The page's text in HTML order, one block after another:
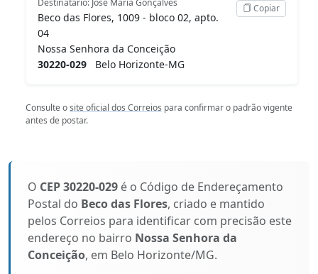
Beco das Flores, 1009 - bloco 02, apto.
04
Nossa Senhora da Conceição
30220-029 Belo Horizonte-MG
Copiar
Consulte osite oficial dos Correios para confirmar o padrão vigente
antes de postar.
O CEP 30220-029 é o Código de Endereçamento
Postal do Beco das Flores, criado e mantido
pelos Correios para identificar com precisão este
endereço no bairro Nossa Senhora da
Conceição, em Belo Horizonte/MG.